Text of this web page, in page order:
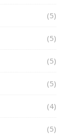
(5)
(5)
(5)
(5)
(4)
(5)